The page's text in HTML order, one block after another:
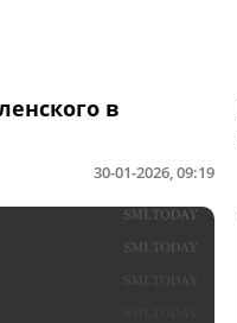
в
30-01-2026, 09:19